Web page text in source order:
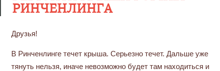
РИНЧЕНЛИНГА
Друзья!
В Ринченлинге течет крыша. Серьезно течет. Дальше уже
тянуть нельзя, иначе невозможно будет там находиться и